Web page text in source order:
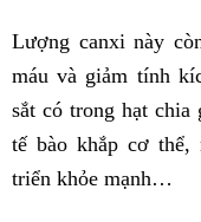
Lượng canxi này
máu và giảm tính
sắt có trong hạt chia
tế bào khắp cơ thể,
triển khỏe mạnh…